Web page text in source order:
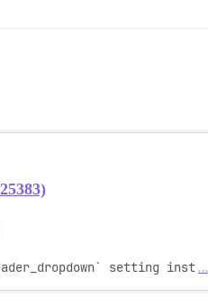
setting inst …